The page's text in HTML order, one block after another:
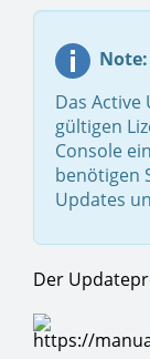
Note:
Das
gültigen
Console
benötigen
Updates
Der